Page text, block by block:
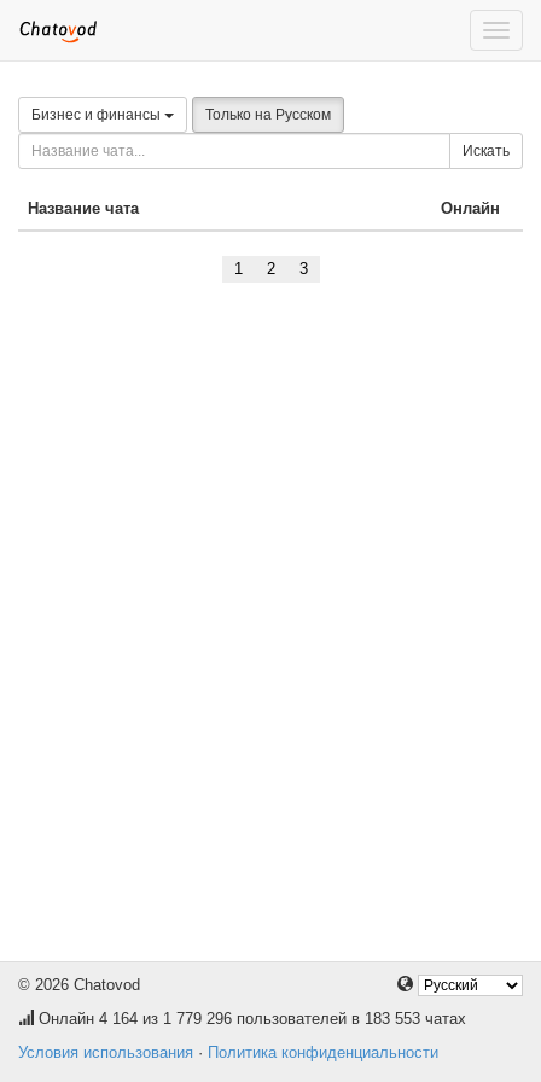
Toggle
Бизнес и финансы Только на Русском
Искать
Название чата Онлайн
1 2 3
© 2026 Chatovod
Онлайн 4 164 из 1 779 296 пользователей в 183 553 чатах
Условия использования · Политика конфиденциальности